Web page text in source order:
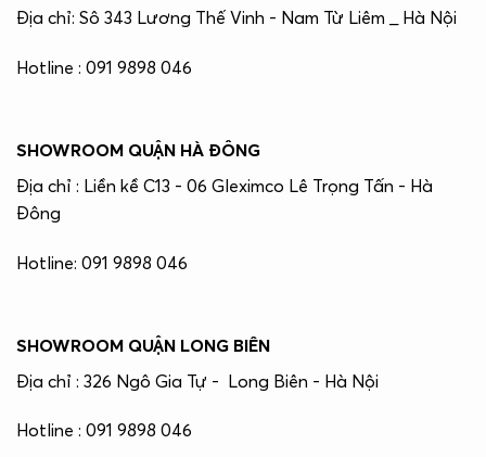
Địa chỉ: Sô 343 Lương Thế Vinh - Nam Từ Liêm _ Hà Nội
Hotline : 091 9898 046
SHOWROOM QUẬN HÀ ĐÔNG
Địa chỉ : Liền kề C13 - 06 Gleximco Lê Trọng Tấn - Hà
Đông
Hotline: 091 9898 046
SHOWROOM QUẬN LONG BIÊN
Địa chỉ : 326 Ngô Gia Tự - Long Biên - Hà Nội
Hotline : 091 9898 046